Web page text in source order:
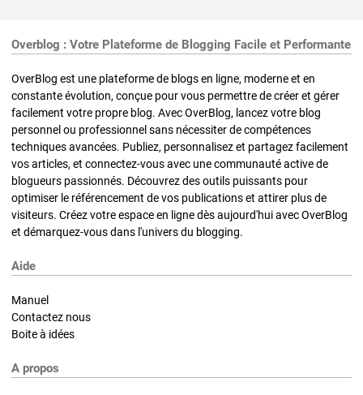
Overblog : Votre Plateforme de Blogging Facile et Performante
OverBlog est une plateforme de blogs en ligne, moderne et en
constante évolution, conçue pour vous permettre de créer et gérer
facilement votre propre blog. Avec OverBlog, lancez votre blog
personnel ou professionnel sans nécessiter de compétences
techniques avancées. Publiez, personnalisez et partagez facilement
vos articles, et connectez-vous avec une communauté active de
blogueurs passionnés. Découvrez des outils puissants pour
optimiser le référencement de vos publications et attirer plus de
visiteurs. Créez votre espace en ligne dès aujourd'hui avec OverBlog
et démarquez-vous dans l'univers du blogging.
Aide
Manuel
Contactez nous
Boite à idées
A propos